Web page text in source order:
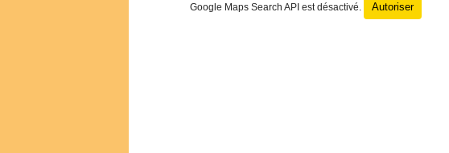
Google Maps Search API est désactivé. Autoriser